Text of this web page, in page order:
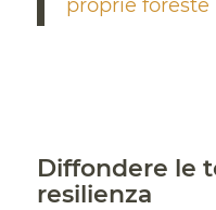
proprie foreste
Diffondere le
resilienza